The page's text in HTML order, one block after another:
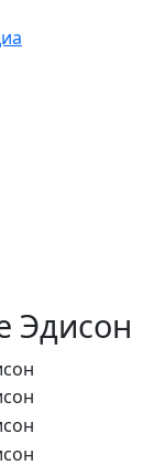
Эдисон